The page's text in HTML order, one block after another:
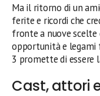
Ma il ritorno di un
ferite e ricordi che
fronte a nuove
opportunità e legami
3 promette di essere
Cast, attori